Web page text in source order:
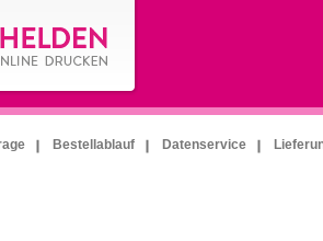
Bestellablauf Datenservice